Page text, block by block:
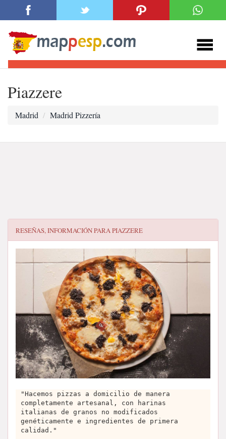
Piazzere
Madrid Madrid Pizzería
RESEÑAS, INFORMACIÓN PARAPIAZZERE
"Hacemos pizzas a domicilio de manera
completamente artesanal, con harinas
italianas de granos no modificados
genéticamente e ingredientes de primera
calidad."